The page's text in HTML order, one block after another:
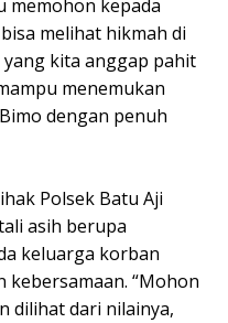
memohon kepada
melihat hikmah di
yang kita anggap pahit
menemukan
dengan penuh
Polsek Batu Aji
asih berupa
keluarga korban
kebersamaan. “Mohon
dilihat dari nilainya,